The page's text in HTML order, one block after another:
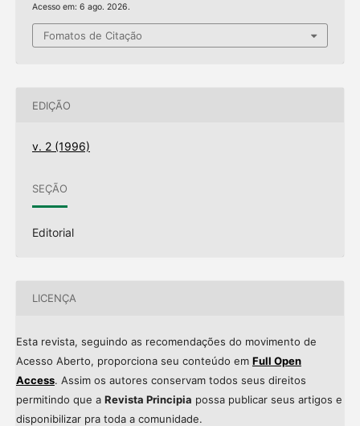
Acesso em: 6 ago. 2026.
Fomatos de Citação
EDIÇÃO
v. 2 (1996)
SEÇÃO
Editorial
LICENÇA
Esta revista, seguindo as recomendações do movimento de
Acesso Aberto, proporciona seu conteúdo em Full Open
Access. Assim os autores conservam todos seus direitos
permitindo que a Revista Principia possa publicar seus artigos e
disponibilizar pra toda a comunidade.